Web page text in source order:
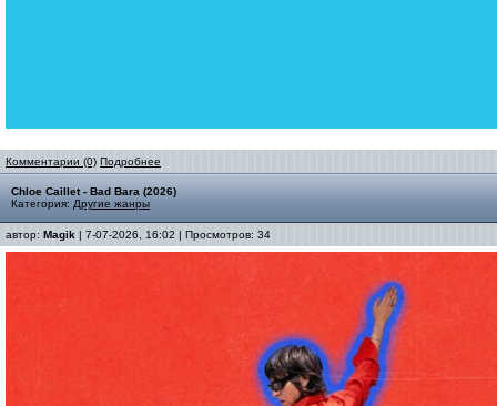
Комментарии (0) Подробнее
Chloe Caillet - Bad Bara (2026)
Категория: Другие жанры
автор: Magik | 7-07-2026, 16:02 | Просмотров: 34